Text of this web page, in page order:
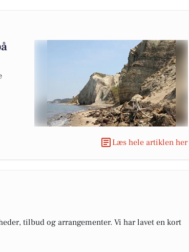
Læs hele artiklen her
tilbud og arrangementer. Vi har lavet en kort